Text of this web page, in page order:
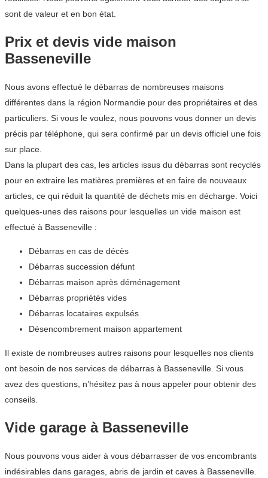
sont de valeur et en bon état.
Prix et devis vide maison
Basseneville
Nous avons effectué le débarras de nombreuses maisons
différentes dans la région Normandie pour des propriétaires et des
particuliers. Si vous le voulez, nous pouvons vous donner un devis
précis par téléphone, qui sera confirmé par un devis officiel une fois
sur place.
Dans la plupart des cas, les articles issus du débarras sont recyclés
pour en extraire les matières premières et en faire de nouveaux
articles, ce qui réduit la quantité de déchets mis en décharge. Voici
quelques-unes des raisons pour lesquelles un vide maison est
effectué à Basseneville :
Débarras en cas de décès
Débarras succession défunt
Débarras maison après déménagement
Débarras propriétés vides
Débarras locataires expulsés
Désencombrement maison appartement
Il existe de nombreuses autres raisons pour lesquelles nos clients
ont besoin de nos services de débarras à Basseneville. Si vous
avez des questions, n’hésitez pas à nous appeler pour obtenir des
conseils.
Vide garage à Basseneville
Nous pouvons vous aider à vous débarrasser de vos encombrants
indésirables dans garages, abris de jardin et caves à Basseneville.